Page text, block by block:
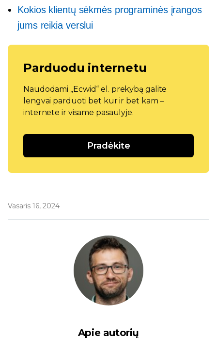
Kokios klientų sėkmės programinės įrangos
jums reikia verslui
Parduodu internetu
Naudodami „Ecwid“ el. prekybą galite
lengvai parduoti bet kur ir bet kam –
internete ir visame pasaulyje.
Pradėkite
Vasaris 16, 2024
Apie autorių